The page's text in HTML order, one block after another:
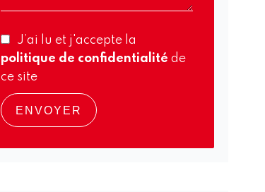
J’ai lu et j'accepte la
politique de confidentialité de
ce site
ENVOYER